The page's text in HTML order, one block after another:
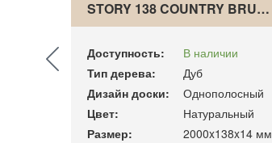
STORY 138 COUNTRY BRU…
Доступность:
В наличии
Тип дерева:
Дуб
Дизайн доски:
Однополосный
Цвет:
Натуральный
Размер:
2000x138x14 мм